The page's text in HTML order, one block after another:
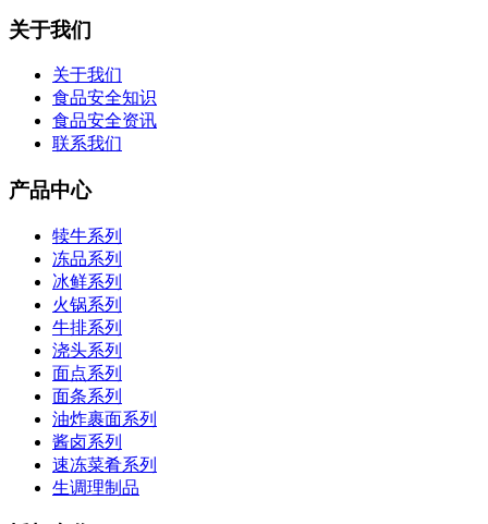
关于我们
关于我们
食品安全知识
食品安全资讯
联系我们
产品中心
犊牛系列
冻品系列
冰鲜系列
火锅系列
牛排系列
浇头系列
面点系列
面条系列
油炸裹面系列
酱卤系列
速冻菜肴系列
生调理制品